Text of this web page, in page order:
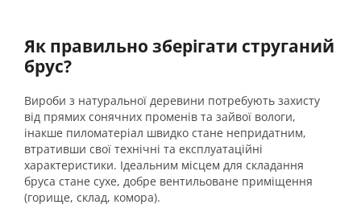
Як правильно зберігати струганий
брус?
Вироби з натуральної деревини потребують захисту
від прямих сонячних променів та зайвої вологи,
інакше пиломатеріал швидко стане непридатним,
втративши свої технічні та експлуатаційні
характеристики. Ідеальним місцем для складання
бруса стане сухе, добре вентильоване приміщення
(горище, склад, комора).